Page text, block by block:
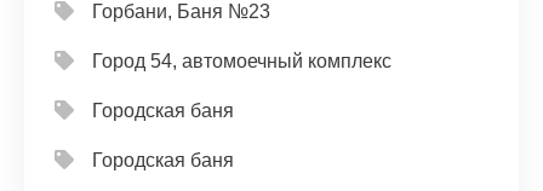
Горбани, Баня №23
Город 54, автомоечный комплекс
Городская баня
Городская баня